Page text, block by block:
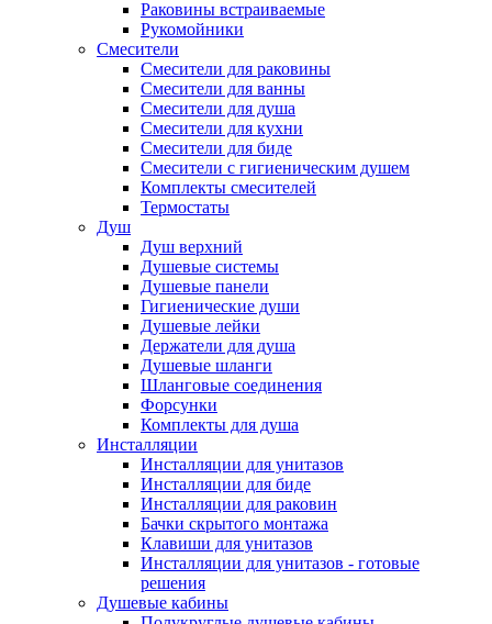
Раковины встраиваемые
Рукомойники
Смесители
Смесители для раковины
Смесители для ванны
Смесители для душа
Смесители для кухни
Смесители для биде
Смесители с гигиеническим душем
Комплекты смесителей
Термостаты
Душ
Душ верхний
Душевые системы
Душевые панели
Гигиенические души
Душевые лейки
Держатели для душа
Душевые шланги
Шланговые соединения
Форсунки
Комплекты для душа
Инсталляции
Инсталляции для унитазов
Инсталляции для биде
Инсталляции для раковин
Бачки скрытого монтажа
Клавиши для унитазов
Инсталляции для унитазов - готовые
решения
Душевые кабины